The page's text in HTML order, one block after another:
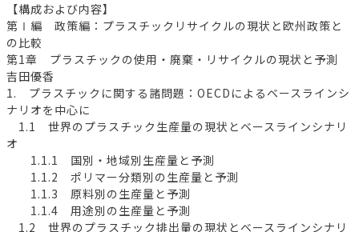
【構成および内容】
第Ⅰ編 政策編：プラスチックリサイクルの現状と欧州政策と
の比較
第1章 プラスチックの使用・廃棄・リサイクルの現状と予測
吉田優香
1. プラスチックに関する諸問題：OECDによるベースラインシ
ナリオを中心に
1.1 世界のプラスチック生産量の現状とベースラインシナリ
オ
1.1.1 国別・地域別生産量と予測
1.1.2 ポリマー分類別の生産量と予測
1.1.3 原料別の生産量と予測
1.1.4 用途別の生産量と予測
1.2 世界のプラスチック排出量の現状とベースラインシナリ